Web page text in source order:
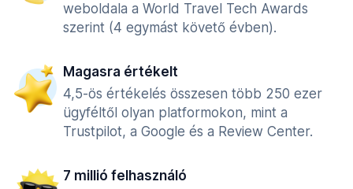
weboldala a World Travel Tech Awards
szerint (4 egymást követő évben).
Magasra értékelt
4,5-ös értékelés összesen több 250 ezer
ügyféltől olyan platformokon, mint a
Trustpilot, a Google és a Review Center.
7 millió felhasználó